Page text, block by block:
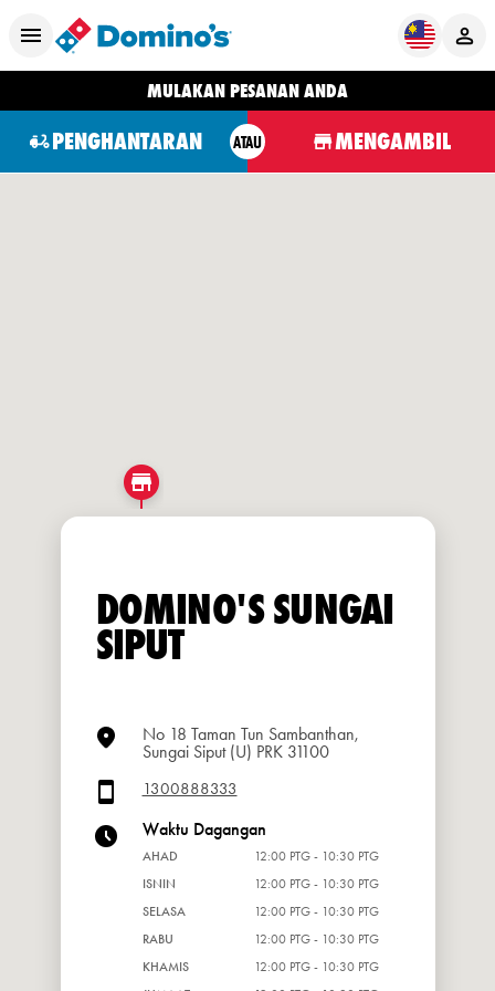
MULAKAN PESANAN ANDA
PENGHANTARAN ATAU MENGAMBIL
DOMINO'S SUNGAI
SIPUT
No 18 Taman Tun Sambanthan,
Sungai Siput (U) PRK 31100
1300888333
Waktu Dagangan
AHAD
12:00 PTG - 10:30 PTG
ISNIN
12:00 PTG - 10:30 PTG
SELASA
12:00 PTG - 10:30 PTG
RABU
12:00 PTG - 10:30 PTG
KHAMIS
12:00 PTG - 10:30 PTG